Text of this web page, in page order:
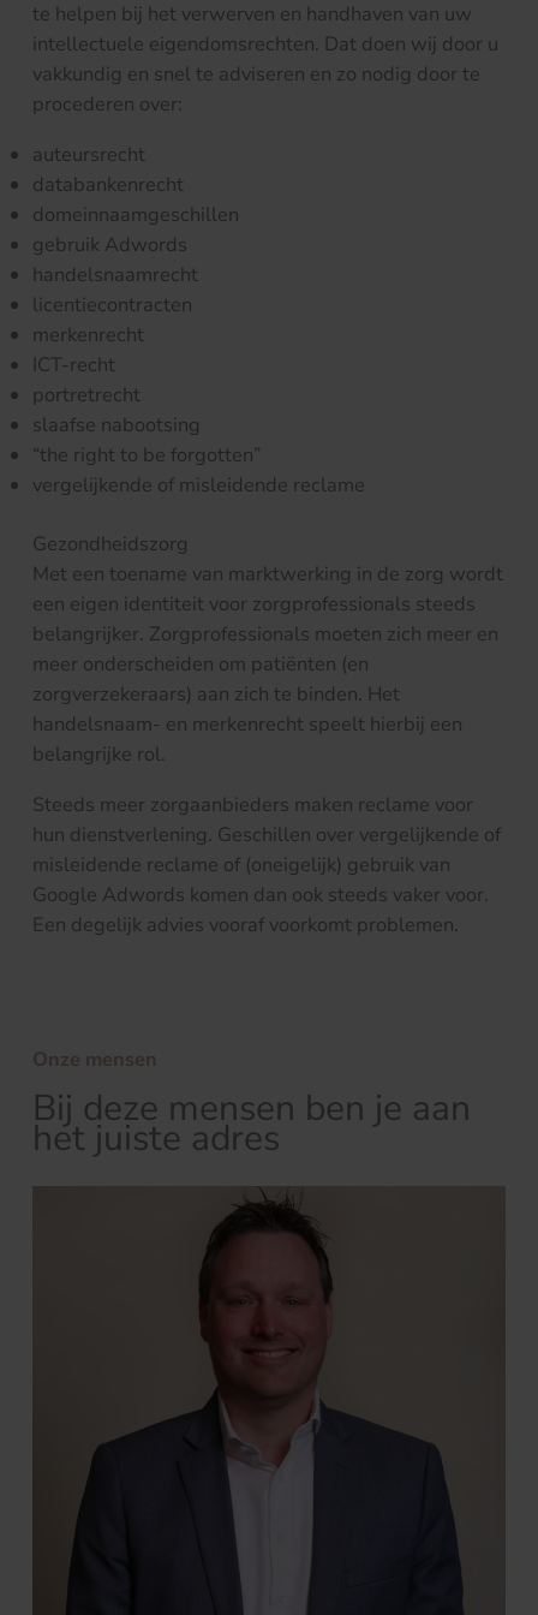
te helpen bij het verwerven en handhaven van uw
intellectuele eigendomsrechten. Dat doen wij door u
vakkundig en snel te adviseren en zo nodig door te
procederen over:
auteursrecht
databankenrecht
domeinnaamgeschillen
gebruik Adwords
handelsnaamrecht
licentiecontracten
merkenrecht
ICT-recht
portretrecht
slaafse nabootsing
“the right to be forgotten”
vergelijkende of misleidende reclame
Gezondheidszorg
Met een toename van marktwerking in de zorg wordt
een eigen identiteit voor zorgprofessionals steeds
belangrijker. Zorgprofessionals moeten zich meer en
meer onderscheiden om patiënten (en
zorgverzekeraars) aan zich te binden. Het
handelsnaam- en merkenrecht speelt hierbij een
belangrijke rol.
Steeds meer zorgaanbieders maken reclame voor
hun dienstverlening. Geschillen over vergelijkende of
misleidende reclame of (oneigelijk) gebruik van
Google Adwords komen dan ook steeds vaker voor.
Een degelijk advies vooraf voorkomt problemen.
Onze mensen
Bij deze mensen ben je aan
het juiste adres